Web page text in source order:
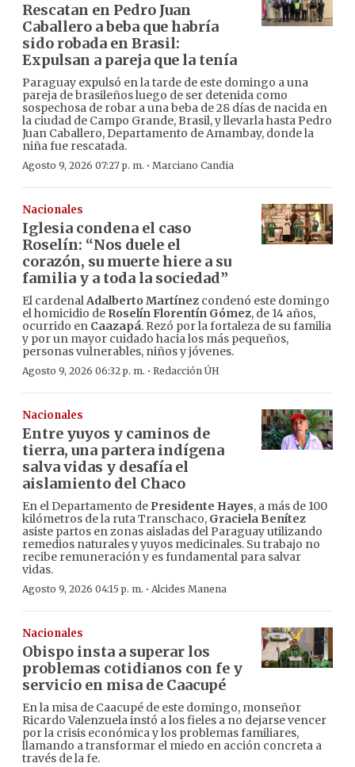
Rescatan en Pedro Juan
Caballero a beba que habría
sido robada en Brasil:
Expulsan a pareja que la tenía
Paraguay expulsó en la tarde de este domingo a una
pareja de brasileños luego de ser detenida como
sospechosa de robar a una beba de 28 días de nacida en
la ciudad de Campo Grande, Brasil, y llevarla hasta Pedro
Juan Caballero, Departamento de Amambay, donde la
niña fue rescatada.
Agosto 9, 2026 07:27 p. m. · Marciano Candia
Nacionales
Iglesia condena el caso
Roselín: “Nos duele el
corazón, su muerte hiere a su
familia y a toda la sociedad”
El cardenalAdalberto Martínez condenó este domingo
el homicidio de Roselín Florentín Gómez, de 14 años,
ocurrido en Caazapá. Rezó por la fortaleza de su familia
y por un mayor cuidado hacia los más pequeños,
personas vulnerables, niños y jóvenes.
Agosto 9, 2026 06:32 p. m. · Redacción ÚH
Nacionales
Entre yuyos y caminos de
tierra, una partera indígena
salva vidas y desafía el
aislamiento del Chaco
En el Departamento de Presidente Hayes, a más de 100
kilómetros de la ruta Transchaco, Graciela Benítez
asiste partos en zonas aisladas del Paraguay utilizando
remedios naturales y yuyos medicinales. Su trabajo no
recibe remuneración y es fundamental para salvar
vidas.
Agosto 9, 2026 04:15 p. m. · Alcides Manena
Nacionales
Obispo insta a superar los
problemas cotidianos con fe y
servicio en misa de Caacupé
En la misa de Caacupé de este domingo, monseñor
Ricardo Valenzuela instó a los fieles a no dejarse vencer
por la crisis económica y los problemas familiares,
llamando a transformar el miedo en acción concreta a
través de la fe.